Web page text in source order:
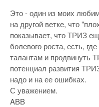
Это - один из моих
на другой ветке, что
показывает, что ТРИЗ
болевого роста, есть,
талантам и продвинуть
потенциал развития
надо и на ее ошибках.
С уважением.
ABB